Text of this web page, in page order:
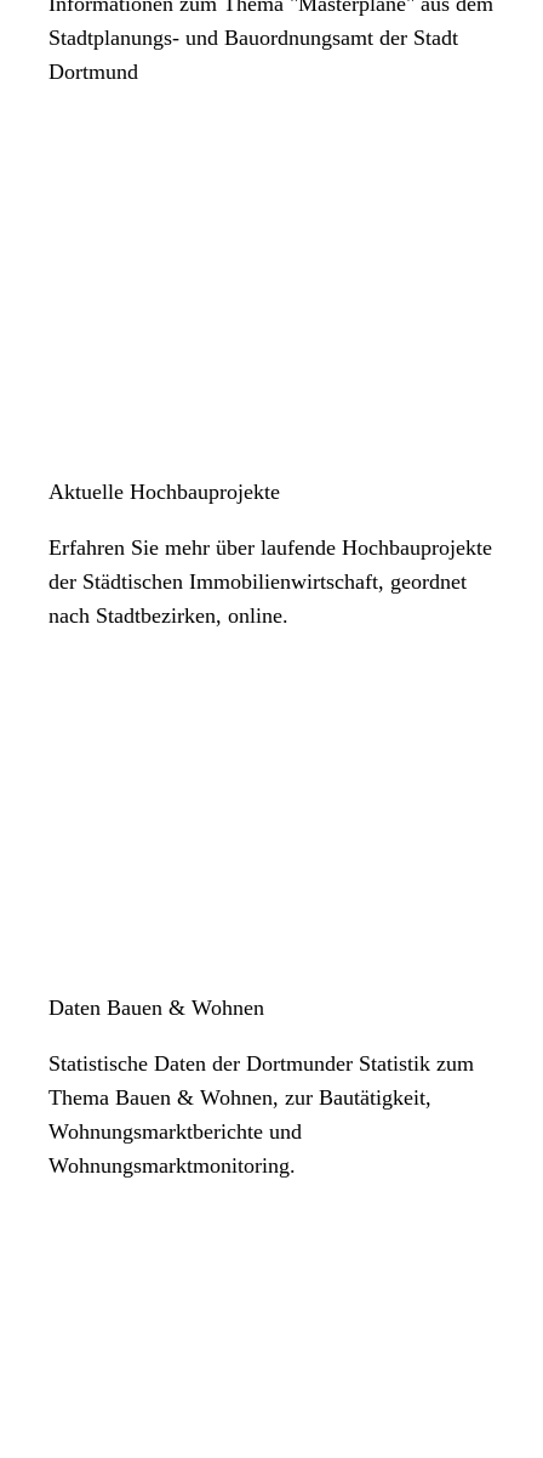
Stadtplanungs- und Bauordnungsamt der Stadt
Dortmund
Aktuelle Hochbauprojekte
Erfahren Sie mehr über laufende Hochbauprojekte
der Städtischen Immobilienwirtschaft, geordnet
nach Stadtbezirken, online.
Daten Bauen & Wohnen
Statistische Daten der Dortmunder Statistik zum
Thema Bauen & Wohnen, zur Bautätigkeit,
Wohnungsmarktberichte und
Wohnungsmarktmonitoring.